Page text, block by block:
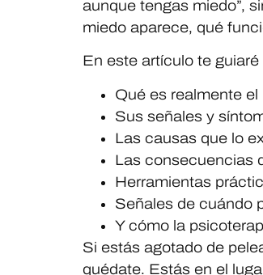
aunque tengas miedo”,
miedo aparece, qué
En este artículo te guiaré
Qué es realmente
Sus señales y
Las causas que lo
Las consecuencias
Herramientas
Señales de cuándo
Y cómo la
Si estás agotado de
quédate. Estás en el